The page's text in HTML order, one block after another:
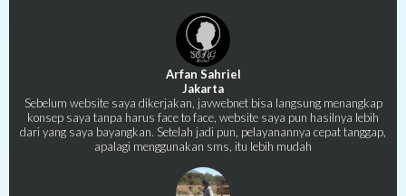
Arfan Sahriel
Jakarta
Sebelum website saya dikerjakan, javwebnet bisa langsung menangkap
konsep saya tanpa harus face to face, website saya pun hasilnya lebih
dari yang saya bayangkan. Setelah jadi pun, pelayanannya cepat tanggap,
apalagi menggunakan sms, itu lebih mudah